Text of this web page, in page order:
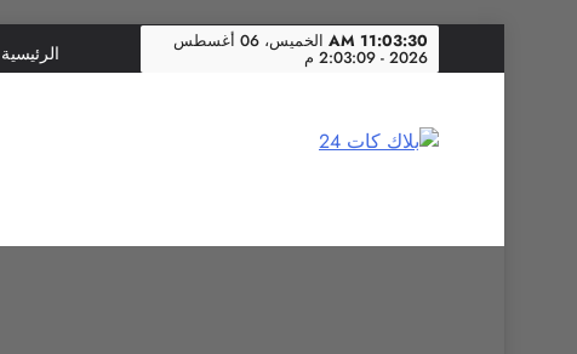
to
11:03:31 AM الخميس، 06 أغسطس
2026 - 2:03:09 م الرئيسية